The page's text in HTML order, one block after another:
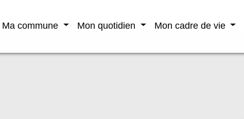
Ma commune Mon quotidien Mon cadre de vie